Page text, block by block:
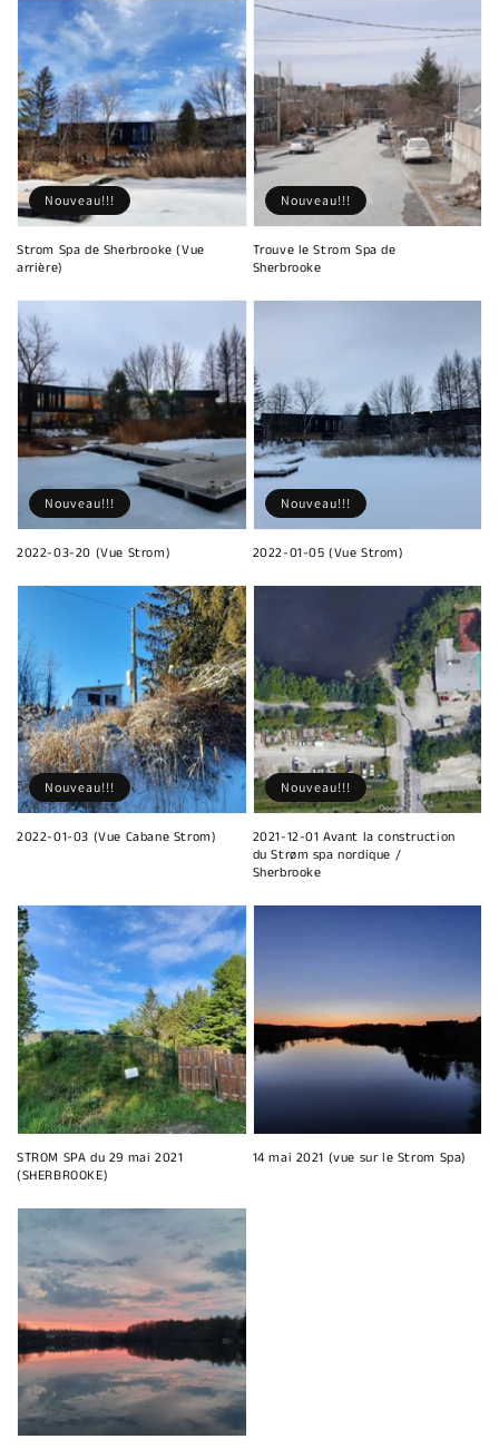
Strom Spa de Sherbrooke (Vue
arrière)
Nouveau!!!
Trouve le Strom Spa de
Sherbrooke
Nouveau!!!
2022-03-20 (Vue Strom)
Nouveau!!!
2022-01-05 (Vue Strom)
Nouveau!!!
2022-01-03 (Vue Cabane Strom)
Nouveau!!!
2021-12-01 Avant la construction
du Strøm spa nordique /
Sherbrooke
Nouveau!!!
STROM SPA du 29 mai 2021
(SHERBROOKE)
14 mai 2021 (vue sur le Strom Spa)